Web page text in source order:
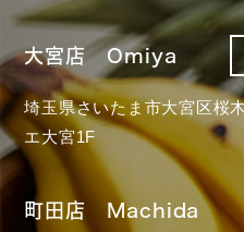
大宮店 Omiya
埼玉県さいたま市大宮区
エ大宮1F
町田店 Machida